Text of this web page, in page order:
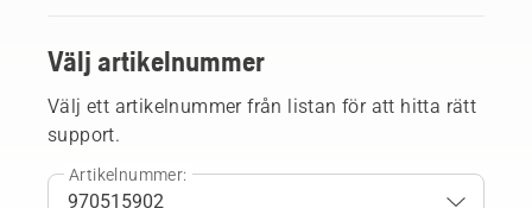
Välj artikelnummer
Välj ett artikelnummer från listan för att hitta rätt
support.
Artikelnummer: